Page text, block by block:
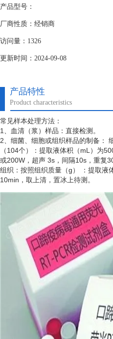
产品型号：
厂商性质：经销商
访问量：1326
更新时间：2024-09-08
产品特性
Product characteristics
常见样本处理方法：
1、血清（浆）样品：直接检测。
2、细菌、细胞或组织样品的制备：
（104个）：提取液体积（mL）为
或200W，超声 3s，间隔10s，重复
组织：按照组织质量（g） ：提取液
10min，取上清，置冰上待测。